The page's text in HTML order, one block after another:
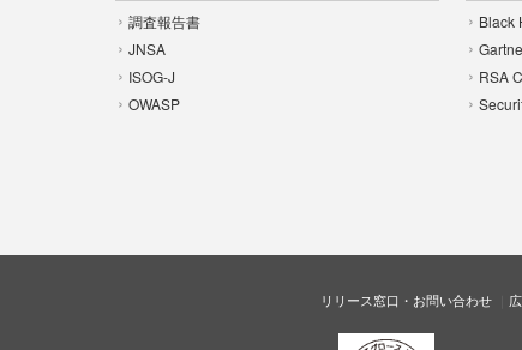
調査報告書
JNSA
ISOG-J
OWASP
Black
RSA
リリース窓口・お問い合わせ